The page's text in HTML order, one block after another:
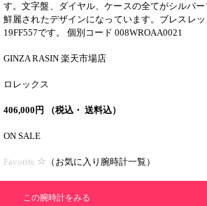
す。文字盤、ダイヤル、ケースの全てがシルバー
鮮麗されたデザインになっています。ブレスレッ
19FF557です。 個別コード 008WROAA0021
GINZA RASIN 楽天市場店
ロレックス
406,000 円 （税込・ 送料込）
ON SALE
Favorite （ お気に入り腕時計一覧 ）
この腕時計をみる